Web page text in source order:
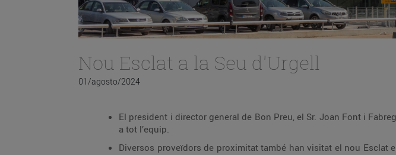
Nou Esclat a la Seu d'Urgell
01/agosto/2024
El president i director general de Bon Preu, el Sr. Joan Font i
a tot l’equip.
Diversos proveïdors de proximitat també han visitat el nou Esclat